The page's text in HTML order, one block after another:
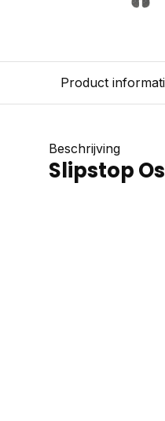
Product
Beschrijving
Slipstop